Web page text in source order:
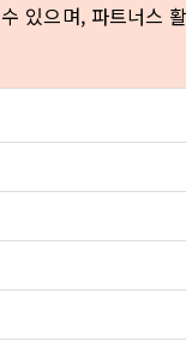
있으며, 파트너스